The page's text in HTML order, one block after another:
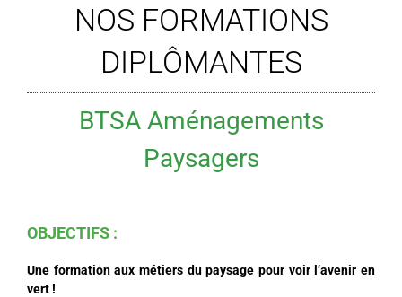
NOS FORMATIONS
DIPLÔMANTES
BTSA Aménagements
Paysagers
OBJECTIFS :
Une formation aux métiers du paysage pour voir l’avenir en
vert !